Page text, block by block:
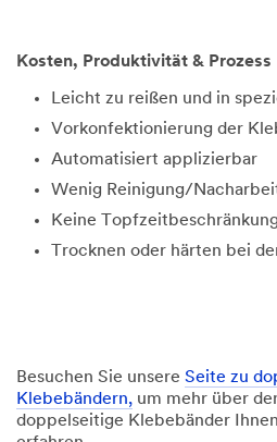
Kosten, Produktivität & Prozess
Leicht zu reißen und in
Vorkonfektionierung der
Automatisiert applizierbar
Wenig Reinigung/
Keine
Trocknen oder härten bei
Besuchen Sie unsere Seite zu
Klebebändern, um mehr über
doppelseitige Klebebänder